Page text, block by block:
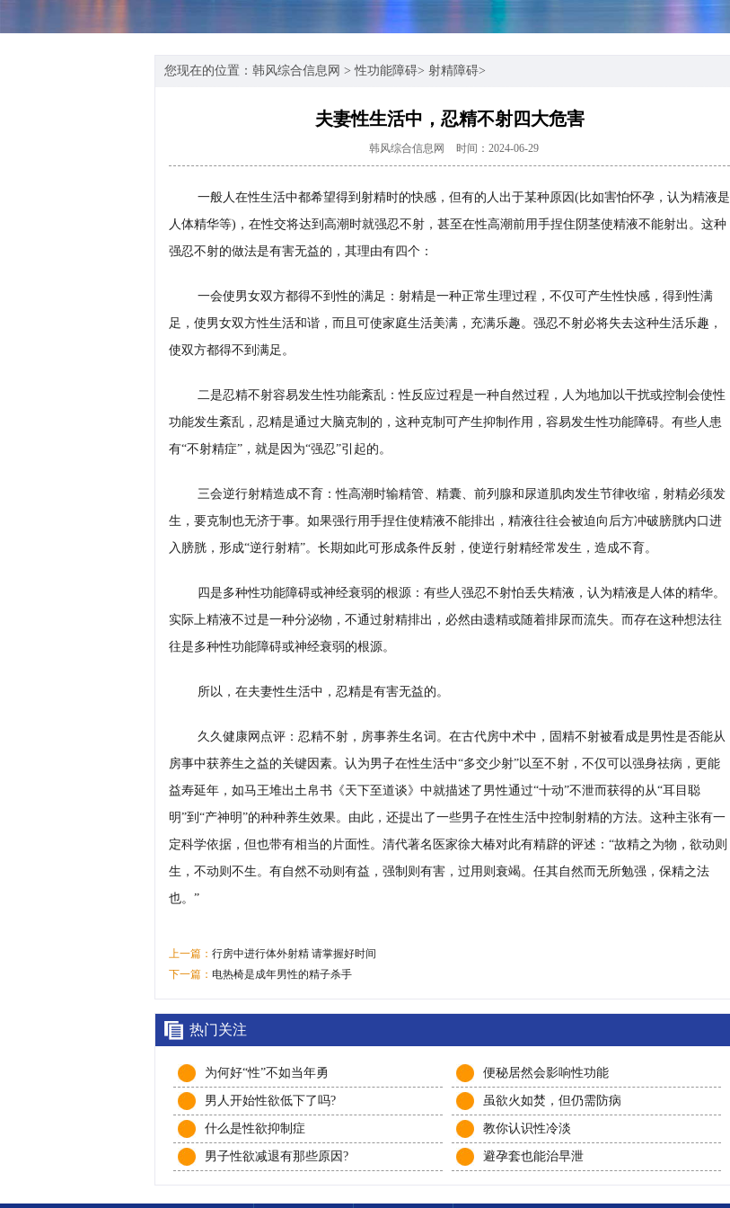
您现在的位置： 韩风综合信息网 >性功能障碍> 射精障碍>
夫妻性生活中，忍精不射四大危害
韩风综合信息网 时间：2024-06-29
一般人在性生活中都希望得到射精时的快感，但有的人出于某种原因(比如害怕怀孕，认为精液是
人体精华等)，在性交将达到高潮时就强忍不射，甚至在性高潮前用手捏住阴茎使精液不能射出。这种
强忍不射的做法是有害无益的，其理由有四个：
一会使男女双方都得不到性的满足：射精是一种正常生理过程，不仅可产生性快感，得到性满
足，使男女双方性生活和谐，而且可使家庭生活美满，充满乐趣。强忍不射必将失去这种生活乐趣，
使双方都得不到满足。
二是忍精不射容易发生性功能紊乱：性反应过程是一种自然过程，人为地加以干扰或控制会使性
功能发生紊乱，忍精是通过大脑克制的，这种克制可产生抑制作用，容易发生性功能障碍。有些人患
有“不射精症”，就是因为“强忍”引起的。
三会逆行射精造成不育：性高潮时输精管、精囊、前列腺和尿道肌肉发生节律收缩，射精必须发
生，要克制也无济于事。如果强行用手捏住使精液不能排出，精液往往会被迫向后方冲破膀胱内口进
入膀胱，形成“逆行射精”。长期如此可形成条件反射，使逆行射精经常发生，造成不育。
四是多种性功能障碍或神经衰弱的根源：有些人强忍不射怕丢失精液，认为精液是人体的精华。
实际上精液不过是一种分泌物，不通过射精排出，必然由遗精或随着排尿而流失。而存在这种想法往
往是多种性功能障碍或神经衰弱的根源。
所以，在夫妻性生活中，忍精是有害无益的。
久久健康网点评：忍精不射，房事养生名词。在古代房中术中，固精不射被看成是男性是否能从
房事中获养生之益的关键因素。认为男子在性生活中“多交少射”以至不射，不仅可以强身祛病，更能
益寿延年，如马王堆出土帛书《天下至道谈》中就描述了男性通过“十动”不泄而获得的从“耳目聪
明”到“产神明”的种种养生效果。由此，还提出了一些男子在性生活中控制射精的方法。这种主张有一
定科学依据，但也带有相当的片面性。清代著名医家徐大椿对此有精辟的评述：“故精之为物，欲动则
生，不动则不生。有自然不动则有益，强制则有害，过用则衰竭。任其自然而无所勉强，保精之法
也。”
上一篇： 行房中进行体外射精 请掌握好时间
下一篇： 电热椅是成年男性的精子杀手
热门关注
为何好“性”不如当年勇 便秘居然会影响性功能
男人开始性欲低下了吗? 虽欲火如焚，但仍需防病
什么是性欲抑制症 教你认识性冷淡
男子性欲减退有那些原因? 避孕套也能治早泄